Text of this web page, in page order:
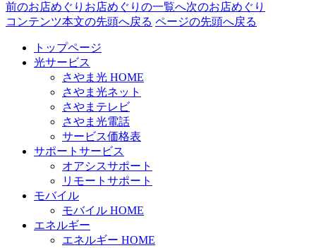
前のお店めぐり お店めぐりの一覧へ次のお店めぐり
コンテンツ本文の先頭へ戻る ページの先頭へ戻る
トップページ
光サービス
さやま光 HOME
さやま光ネット
さやまテレビ
さやま光電話
サービス価格表
サポートサービス
オアシスサポート
リモートサポート
モバイル
モバイル HOME
エネルギー
エネルギー HOME